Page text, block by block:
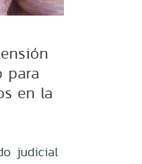
para
en la
judicial